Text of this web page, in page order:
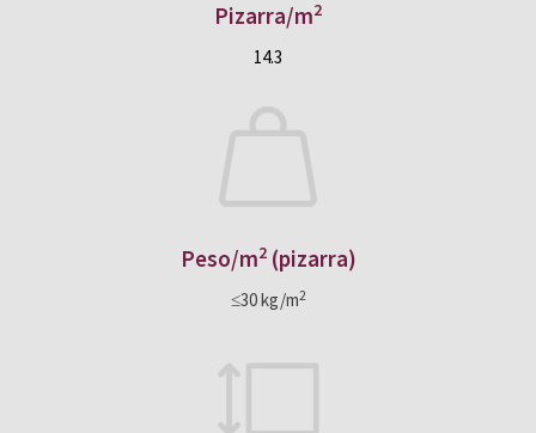
Pizarra/m2
14.3
Peso/m2(pizarra)
≤30 kg/m2